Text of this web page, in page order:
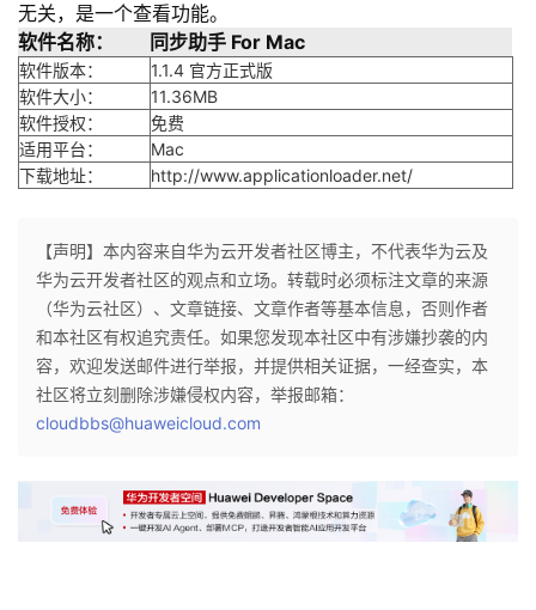
证
实
验
的
收
藏
持
建
议
无关，是一个查看功能。
软件名称：
同步助手 For Mac
软件版本：
1.1.4 官方正式版
软件大小：
11.36MB
软件授权：
免费
适用平台：
Mac
下载地址：
http://www.applicationloader.net/
【声明】本内容来自华为云开发者社区博主，不代表华为云及
华为云开发者社区的观点和立场。转载时必须标注文章的来源
（华为云社区）、文章链接、文章作者等基本信息，否则作者
和本社区有权追究责任。如果您发现本社区中有涉嫌抄袭的内
容，欢迎发送邮件进行举报，并提供相关证据，一经查实，本
社区将立刻删除涉嫌侵权内容，举报邮箱：
cloudbbs@huaweicloud.com